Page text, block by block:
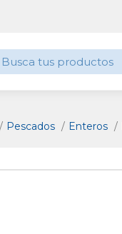
Pescados Enteros